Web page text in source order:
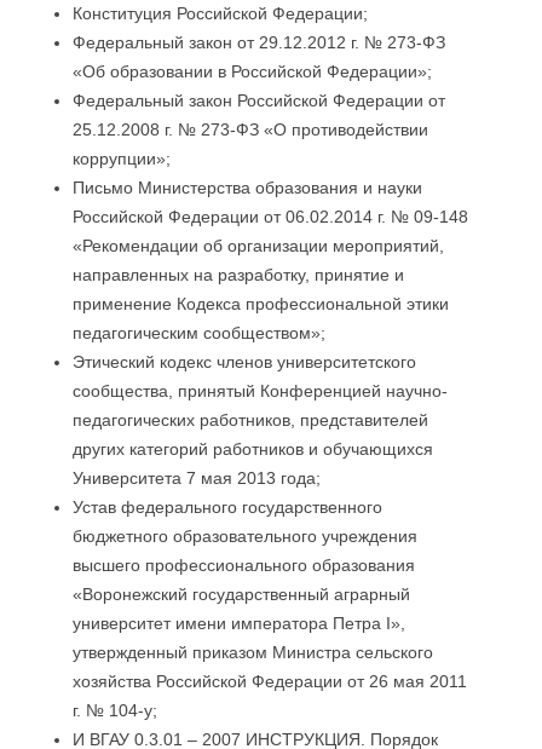
Конституция Российской Федерации;
Федеральный закон от 29.12.2012 г. № 273-ФЗ
«Об образовании в Российской Федерации»;
Федеральный закон Российской Федерации от
25.12.2008 г. № 273-ФЗ «О противодействии
коррупции»;
Письмо Министерства образования и науки
Российской Федерации от 06.02.2014 г. № 09-148
«Рекомендации об организации мероприятий,
направленных на разработку, принятие и
применение Кодекса профессиональной этики
педагогическим сообществом»;
Этический кодекс членов университетского
сообщества, принятый Конференцией научно-
педагогических работников, представителей
других категорий работников и обучающихся
Университета 7 мая 2013 года;
Устав федерального государственного
бюджетного образовательного учреждения
высшего профессионального образования
«Воронежский государственный аграрный
университет имени императора Петра I»,
утвержденный приказом Министра сельского
хозяйства Российской Федерации от 26 мая 2011
г. № 104-у;
И ВГАУ 0.3.01 – 2007 ИНСТРУКЦИЯ. Порядок